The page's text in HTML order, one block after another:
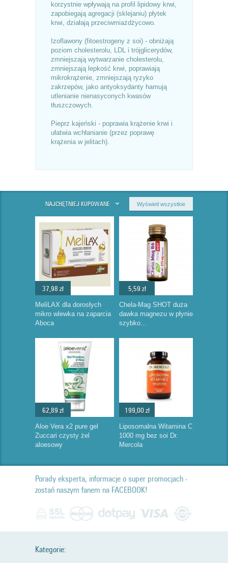
korzystnie wpływają na profil lipidowy krwi,
zapobiegają agregacji (sklejaniu) płytek
krwi, działają przeciwmiażdżycowo.
Izoflawony (fitoestrogeny z soi) - obniżają
poziom cholesterolu, LDL i trójglicerydów,
zmniejszają wytwarzanie cholesterolu,
zmniejszają lepkość krwi, poprawiają
mikrokrążenie, zmniejszają ryzyko
zakrzepów, jako antyoksydanty hamują
utlenianie nienasyconych kwasów
tłuszczowych.
Pieprz kajeński - poprawia krążenie krwi i
ułatwia wchłanianie (przez poprawę
krążenia w jelitach).
NAJCHĘTNIEJ KUPOWANE Wyświetl wszystkie
37,98 zł
MeliLAX dla dorosłych
mikro wlewka na zaparcia
Aboca
5,59 zł
Chela-Mag SHOT duża
dawka magnezu w płynie
szybko...
62,89 zł
Aloe Vera x2 pure gel
Zuccari czysty żel
aloesowy
199,00 zł
Liposomalna Witamina C
1000 mg bez soi Dr.
Mercola
Porady eksperta, informacje o super promocjach -
zostań naszym fanem na FACEBOOK!
Kategorie: